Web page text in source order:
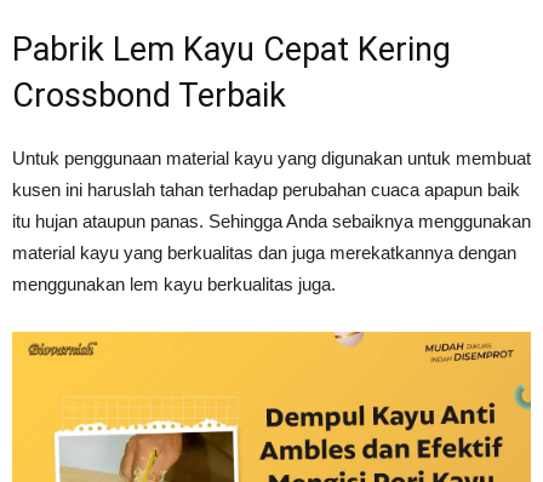
Pabrik Lem Kayu Cepat Kering
Crossbond Terbaik
Untuk penggunaan material kayu yang digunakan untuk membuat
kusen ini haruslah tahan terhadap perubahan cuaca apapun baik
itu hujan ataupun panas. Sehingga Anda sebaiknya menggunakan
material kayu yang berkualitas dan juga merekatkannya dengan
menggunakan lem kayu berkualitas juga.